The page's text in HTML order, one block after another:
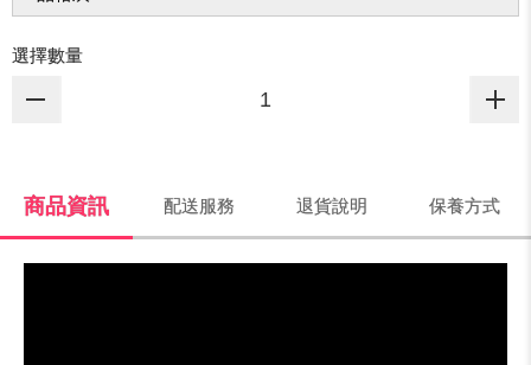
選擇數量
商品資訊 配送服務 退貨說明 保養方式